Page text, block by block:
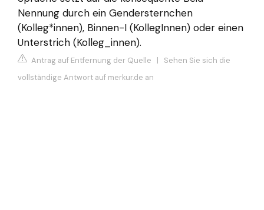
Nennung durch ein Gendersternchen
(Kolleg*innen), Binnen-I (KollegInnen) oder einen
Unterstrich (Kolleg_innen).
Antrag auf Entfernung der Quelle | Sehen Sie sich die
vollständige Antwort auf merkur.de an